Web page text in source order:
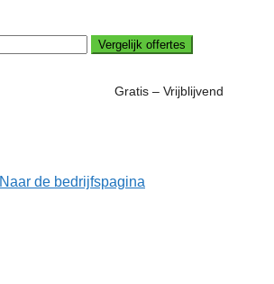
Vergelijk offertes
Gratis – Vrijblijvend
Naar de bedrijfspagina